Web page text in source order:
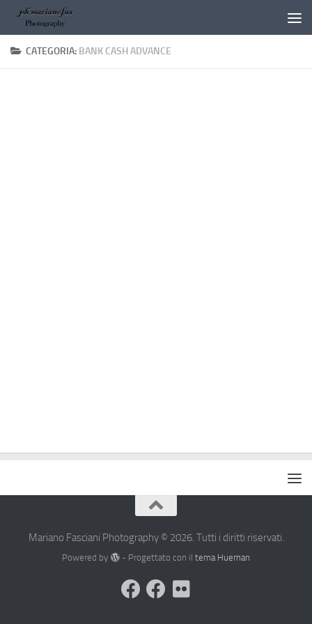
Salta al contenuto
CATEGORIA: BANK CASH ADVANCE
Mariano Fasciani Photography © 2026. Tutti i diritti riservati.
Powered by - Progettato con il tema Hueman